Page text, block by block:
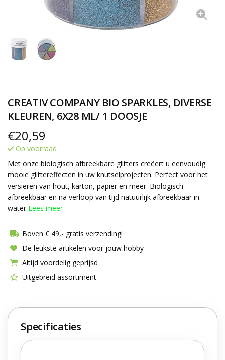
CREATIV COMPANY BIO SPARKLES, DIVERSE
KLEUREN, 6X28 ML/ 1 DOOSJE
€20,59
Op voorraad
Met onze biologisch afbreekbare glitters creëert u eenvoudig
mooie glittereffecten in uw knutselprojecten. Perfect voor het
versieren van hout, karton, papier en meer. Biologisch
afbreekbaar en na verloop van tijd natuurlijk afbreekbaar in
water Lees meer
Boven € 49,- gratis verzending!
De leukste artikelen voor jouw hobby
Altijd voordelig geprijsd
Uitgebreid assortiment
Specificaties